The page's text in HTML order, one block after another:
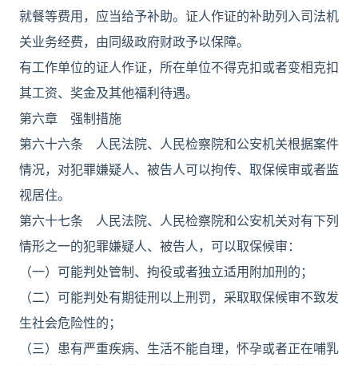
就餐等费用，应当给予补助。证人作证的补助列入司法机
关业务经费，由同级政府财政予以保障。
有工作单位的证人作证，所在单位不得克扣或者变相克扣
其工资、奖金及其他福利待遇。
第六章 强制措施
第六十六条 人民法院、人民检察院和公安机关根据案件
情况，对犯罪嫌疑人、被告人可以拘传、取保候审或者监
视居住。
第六十七条 人民法院、人民检察院和公安机关对有下列
情形之一的犯罪嫌疑人、被告人，可以取保候审：
（一）可能判处管制、拘役或者独立适用附加刑的；
（二）可能判处有期徒刑以上刑罚，采取取保候审不致发
生社会危险性的；
（三）患有严重疾病、生活不能自理，怀孕或者正在哺乳